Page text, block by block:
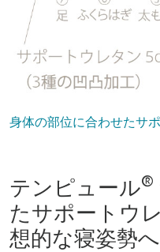
身体の部位に合わせたサ
テンピュール®
たサポートウ
想的な寝姿勢へ